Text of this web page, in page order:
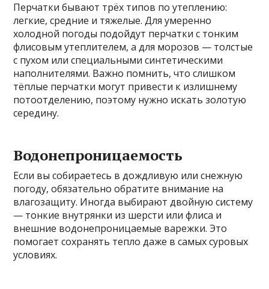
Перчатки бывают трёх типов по утеплению:
легкие, средние и тяжелые. Для умеренно
холодной погоды подойдут перчатки с тонким
флисовым утеплителем, а для морозов — толстые
с пухом или специальными синтетическими
наполнителями. Важно помнить, что слишком
тёплые перчатки могут привести к излишнему
потоотделению, поэтому нужно искать золотую
середину.
Водонепроницаемость
Если вы собираетесь в дождливую или снежную
погоду, обязательно обратите внимание на
влагозащиту. Иногда выбирают двойную систему
— тонкие внутрянки из шерсти или флиса и
внешние водонепроницаемые варежки. Это
помогает сохранять тепло даже в самых суровых
условиях.